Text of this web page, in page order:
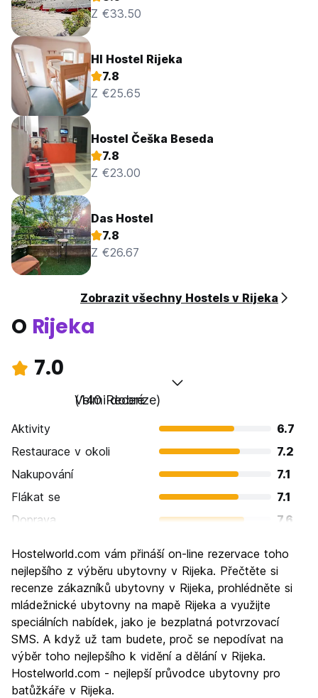
Z €33.50
HI Hostel Rijeka
7.8
Z €25.65
Hostel Češka Beseda
7.8
Z €23.00
Das Hostel
7.8
Z €26.67
Zobrazit všechny Hostels v Rijeka
O Rijeka
7.0
Velmi dobré
(140 Recenze)
Aktivity
6.7
Restaurace v okoli
7.2
Nakupování
7.1
Flákat se
7.1
Doprava
7.6
Kultura
6.8
Noční život
6.9
Hodnota za peníze
Hostelworld.com vám přináší on-line rezervace toho
nejlepšího z výběru ubytovny v Rijeka. Přečtěte si
recenze zákazníků ubytovny v Rijeka, prohlédněte si
mládežnické ubytovny na mapě Rijeka a využijte
speciálních nabídek, jako je bezplatná potvrzovací
SMS. A když už tam budete, proč se nepodívat na
výběr toho nejlepšího k vidění a dělání v Rijeka.
Hostelworld.com - nejlepší průvodce ubytovny pro
batůžkáře v Rijeka.